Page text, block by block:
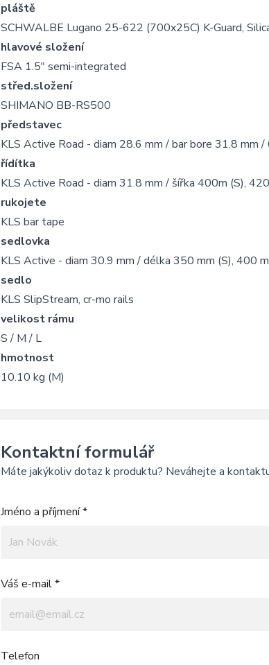
pláště
SCHWALBE Lugano 25-622 (700x25C) K-Guard,
hlavové složení
FSA 1.5" semi-integrated
střed.složení
SHIMANO BB-RS500
představec
KLS Active Road - diam 28.6 mm / bar bore 31.8 mm
řídítka
KLS Active Road - diam 31.8 mm / šířka 400m (S),
rukojete
KLS bar tape
sedlovka
KLS Active - diam 30.9 mm / délka 350 mm (S), 400
sedlo
KLS SlipStream, cr-mo rails
velikost rámu
S / M / L
hmotnost
10.10 kg (M)
Kontaktní formulář
Máte jakýkoliv dotaz k produktu? Neváhejte a
Jméno a příjmení *
Váš e-mail *
Telefon